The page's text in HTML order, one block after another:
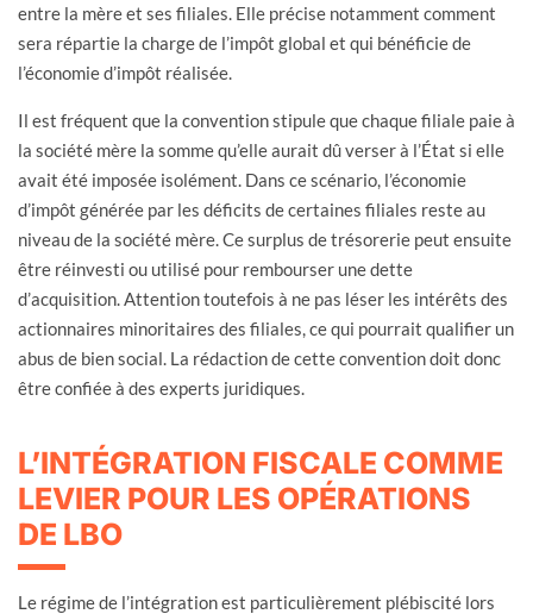
entre la mère et ses filiales. Elle précise notamment comment
sera répartie la charge de l’impôt global et qui bénéficie de
l’économie d’impôt réalisée.
Il est fréquent que la convention stipule que chaque filiale paie à
la société mère la somme qu’elle aurait dû verser à l’État si elle
avait été imposée isolément. Dans ce scénario, l’économie
d’impôt générée par les déficits de certaines filiales reste au
niveau de la société mère. Ce surplus de trésorerie peut ensuite
être réinvesti ou utilisé pour rembourser une dette
d’acquisition. Attention toutefois à ne pas léser les intérêts des
actionnaires minoritaires des filiales, ce qui pourrait qualifier un
abus de bien social. La rédaction de cette convention doit donc
être confiée à des experts juridiques.
L’INTÉGRATION FISCALE COMME
LEVIER POUR LES OPÉRATIONS
DE LBO
Le régime de l’intégration est particulièrement plébiscité lors